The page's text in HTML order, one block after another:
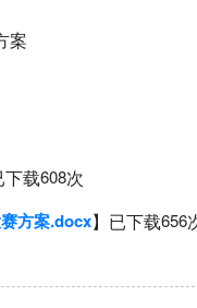
案
下载608次
方案.docx】已下载656